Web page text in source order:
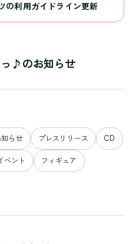
の利用ガイドライン更新
♪のお知らせ
らせ プレスリリース CD
ベント フィギュア